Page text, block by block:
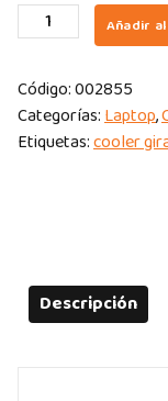
BASE/SOPORTE
PARA
IDK
ELEMENT
W90
Añadir
Código:002855
Categorías:Laptop,
Etiquetas:cooler
Descripción